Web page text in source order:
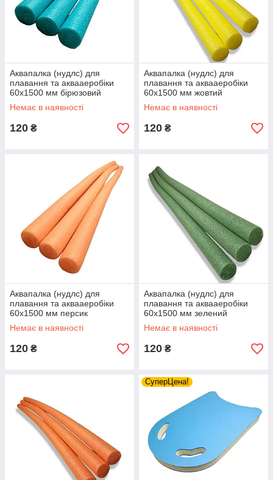
Аквапалка (нудлс) для
плавання та аквааеробіки
60х1500 мм бірюзовий
Немає в наявності
120 ₴
Аквапалка (нудлс) для
плавання та аквааеробіки
60х1500 мм жовтий
Немає в наявності
120 ₴
Аквапалка (нудлс) для
плавання та аквааеробіки
60х1500 мм персик
Немає в наявності
120 ₴
Аквапалка (нудлс) для
плавання та аквааеробіки
60х1500 мм зелений
Немає в наявності
120 ₴
СуперЦена!